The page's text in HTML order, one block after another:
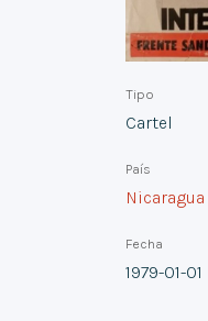
Tipo
Cartel
País
Nicaragua
Fecha
1979-01-01